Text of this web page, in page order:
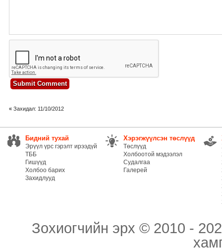
« Захидал: 11/10/2012
Бидний тухай
Эрүүл үрс гэрэлт ирээдүй
ТББ
Гишүүд
Холбоо барих
Захидлууд
Хэрэгжүүлсэн төслүүд
Төслүүд
Холбоотой мэдээлэл
Судалгаа
Галерей
Зохиогчийн эрх © 2010 -